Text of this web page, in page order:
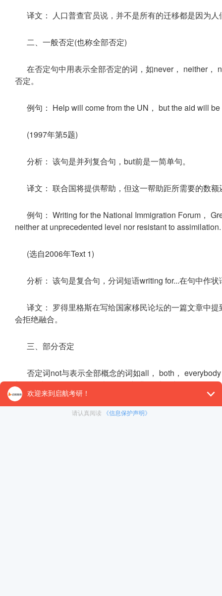
译文： 人口普查官员说，并不是所有的迁移都是因为
二、一般否定(也称全部否定)
在否定句中用表示全部否定的词，如never， neither
否定。
例句： Help will come from the UN， but the aid will
(1997年第5题)
分析： 该句是并列复合句，but前是一简单句。
译文： 联合国将提供帮助，但这一帮助距所需要的数
例句： Writing for the National Immigration Forum，
neither at unprecedented level nor resistant to assimilation.
(选自2006年Text 1)
分析： 该句是复合句，分词短语writing for...在句中作
译文： 罗得里格斯在写给国家移民论坛的一篇文章中
会拒绝融合。
三、部分否定
否定词not与表示全部概念的词如all， both，
部分，表示“不全是”、“不都是”、“并非”，也可与always，
例句： Yet not all of these races are intellectually